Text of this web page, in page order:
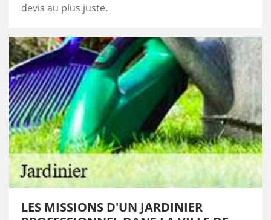
devis au plus juste.
LES MISSIONS D'UN JARDINIER